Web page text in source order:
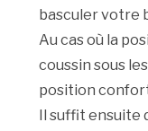
basculer votre
Au cas où la
coussin sous
position
Il suffit